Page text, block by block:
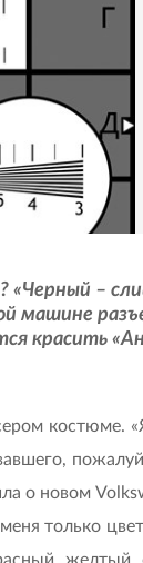
«Черный –
красить
о новом
только